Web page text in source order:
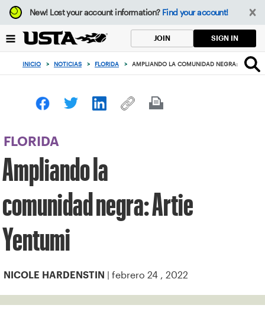
Enfoque
desde
botón
volver
principio
New!Lost your account information? Find your account!
JOIN SIGN IN
INICIO > NOTICIAS > FLORIDA > AMPLIANDO LA COMUNIDAD NEGRA: ARTIE
FLORIDA
Ampliando la
comunidad negra: Artie
Yentumi
NICOLE HARDENSTIN | febrero 24 , 2022